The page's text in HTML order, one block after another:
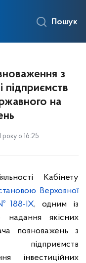
Пошук
з
підприємств
на
року о 16:25
Кабінету
Верховної
IX, одним із
надання якісних
повноважень з
підприємств
інвестиційних